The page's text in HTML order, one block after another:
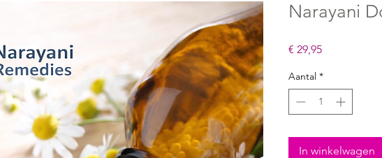
Narayani
€ 29,95Prijs
Aantal *
In winkelwagen